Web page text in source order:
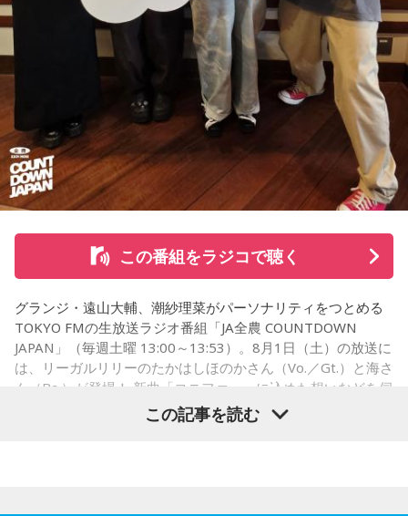
※インタビュアー：文化放送・斉藤一美アナウンサー
「友人と遊んだ時に言われたあの一言がずっとモヤモヤして
「優柔不断な性格のせいで、こんな事が…」
あなたの人生相談を送ってください。その相談を受け、中島
健人が遊戯王の話をします。
※ メールの件名は「決闘」でお願いします。
◎「中島健人イメージランキング」
街の人に調査したら、中島健人が1位にランクインしそうな
「ランキングのタイトルだけ」を送ってきてください。
＜例＞
・家の照明、指パッチンで消してそうランキング
・コンビニで「温めますか？」とか「レジ袋はいります
か？」とか聞かれる前に全部先に言ってきそうな男ランキン
この番組をラジコで聴く
グランジ・遠山大輔、潮紗理菜がパーソナリティをつとめる
TOKYO FMの生放送ラジオ番組「JA全農 COUNTDOWN
JAPAN」（毎週土曜 13:00～13:53）。8月1日（土）の放送に
は、リーガルリリーのたかはしほのかさん（Vo.／Gt.）と海さ
ん（Ba.）が登場！ 新曲「コニファー」に込めた想いなどを伺
この記事を読む